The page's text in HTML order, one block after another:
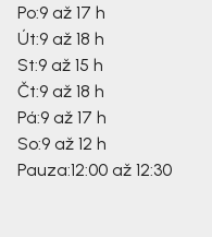
Po:9 až 17 h
Út:9 až 18 h
St:9 až 15 h
Čt:9 až 18 h
Pá:9 až 17 h
So:9 až 12 h
Pauza:12:00 až 12:30